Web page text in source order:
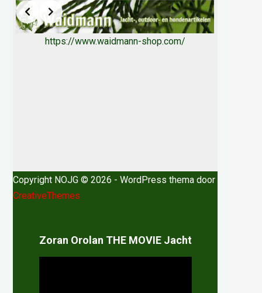
https://www.waidmann-shop.com/
Copyright NOJG © 2026 - WordPress thema door
CreativeThemes
Zoran Orolan THE MOVIE Jacht